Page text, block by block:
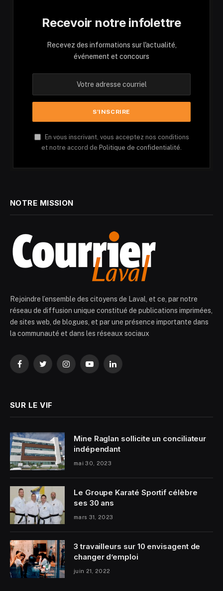
Recevoir notre infolettre
Recevez des informations sur l'actualité,
événement et concours
En vous inscrivant, vous acceptez nos conditions
et notre accord de Politique de confidentialité.
NOTRE MISSION
Rejoindre l’ensemble des citoyens de Laval, et ce, par notre
réseau de diffusion unique constitué de publications imprimées,
de sites web, de blogues, et par une présence importante dans
la communauté et dans les réseaux sociaux
FacebookTwitterInstagramYouTubeLinkedIn
SUR LE VIF
Mine Raglan sollicite un conciliateur
indépendant
mai 30, 2023
Le Groupe Karaté Sportif célèbre
ses 30 ans
mars 31, 2023
3 travailleurs sur 10 envisagent de
changer d’emploi
juin 21, 2022